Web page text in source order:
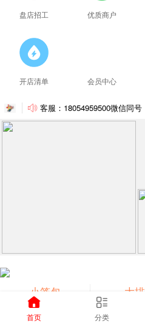
盘店招工 优质商户
开店清单 会员中心
客服：18054959500微信同号
小笼包 大排
首页 分类